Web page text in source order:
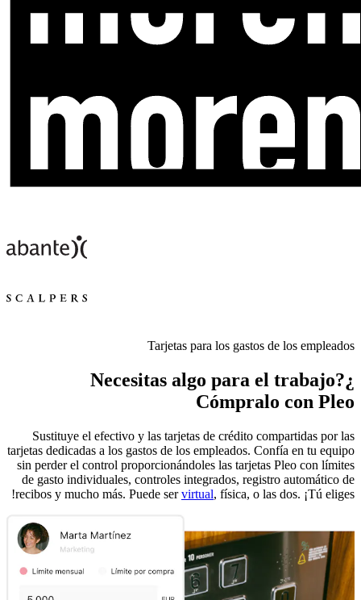
Tarjetas para los gastos de los empleados
¿Necesitas algo para el trabajo?
Cómpralo con Pleo
Sustituye el efectivo y las tarjetas de crédito compartidas por las
tarjetas dedicadas a los gastos de los empleados. Confía en tu equipo
sin perder el control proporcionándoles las tarjetas Pleo con límites
de gasto individuales, controles integrados, registro automático de
recibos y mucho más. Puede servirtual, física, o las dos. ¡Tú eliges!